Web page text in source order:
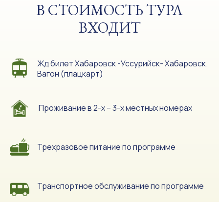
В СТОИМОСТЬ ТУРА
ВХОДИТ
Жд билет Хабаровск -Уссурийск- Хабаровск.
Вагон (плацкарт)
Проживание в 2-х – 3-х местных номерах
Трехразовое питание по программе
Транспортное обслуживание по программе